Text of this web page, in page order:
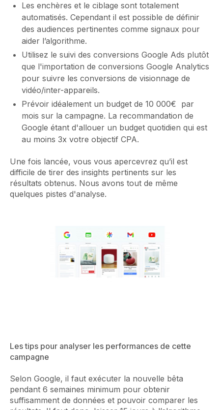
Les enchères et le ciblage sont totalement
automatisés. Cependant il est possible de définir
des audiences pertinentes comme signaux pour
aider l’algorithme.
Utilisez le suivi des conversions Google Ads plutôt
que l'importation de conversions Google Analytics
pour suivre les conversions de visionnage de
vidéo/inter-appareils.
Prévoir idéalement un budget de 10 000€ par
mois sur la campagne. La recommandation de
Google étant d'allouer un budget quotidien qui est
au moins 3x votre objectif CPA.
Une fois lancée, vous vous apercevrez qu’il est
difficile de tirer des insights pertinents sur les
résultats obtenus. Nous avons tout de même
quelques pistes d'analyse.
Les tips pour analyser les performances de cette
campagne
Selon Google, il faut exécuter la nouvelle bêta
pendant 6 semaines minimum pour obtenir
suffisamment de données et pouvoir comparer les